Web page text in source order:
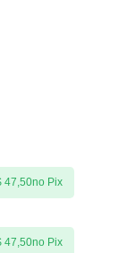
47,50no Pix
47,50no Pix